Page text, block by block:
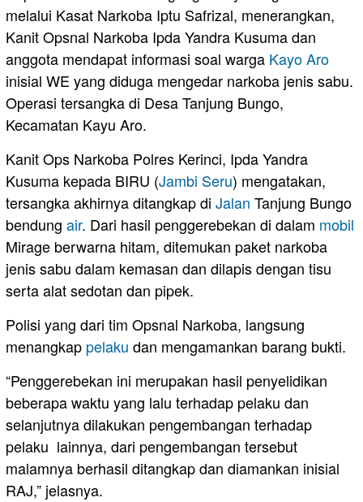
melalui Kasat Narkoba Iptu Safrizal, menerangkan,
Kanit Opsnal Narkoba Ipda Yandra Kusuma dan
anggota mendapat informasi soal warga Kayo Aro
inisial WE yang diduga mengedar narkoba jenis sabu.
Operasi tersangka di Desa Tanjung Bungo,
Kecamatan Kayu Aro.
Kanit Ops Narkoba Polres Kerinci, Ipda Yandra
Kusuma kepada BIRU (Jambi Seru) mengatakan,
tersangka akhirnya ditangkap di Jalan Tanjung Bungo
bendung air. Dari hasil penggerebekan di dalam mobil
Mirage berwarna hitam, ditemukan paket narkoba
jenis sabu dalam kemasan dan dilapis dengan tisu
serta alat sedotan dan pipek.
Polisi yang dari tim Opsnal Narkoba, langsung
menangkap pelaku dan mengamankan barang bukti.
“Penggerebekan ini merupakan hasil penyelidikan
beberapa waktu yang lalu terhadap pelaku dan
selanjutnya dilakukan pengembangan terhadap
pelaku lainnya, dari pengembangan tersebut
malamnya berhasil ditangkap dan diamankan inisial
RAJ,” jelasnya.